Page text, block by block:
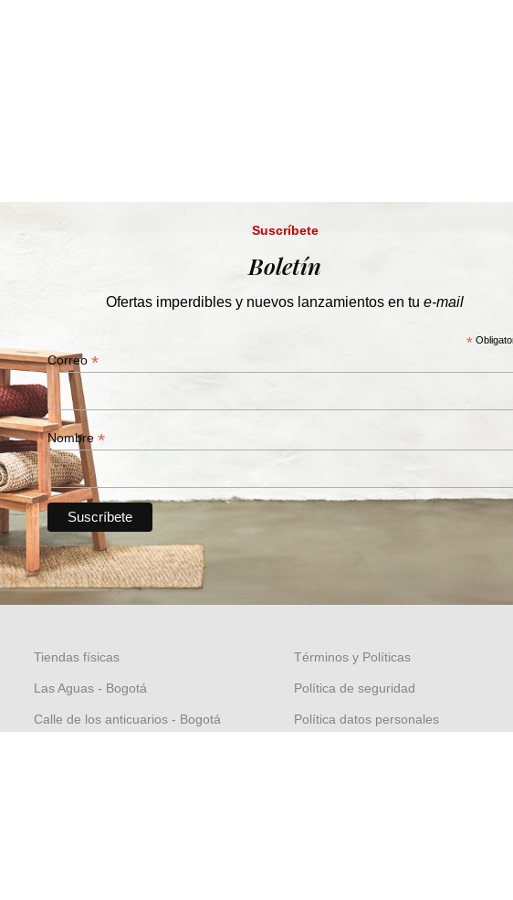
Suscríbete
Boletín
Ofertas imperdibles y nuevos lanzamientos en tu e-mail
*
Correo *
Nombre *
Tiendas físicas
Las Aguas - Bogotá
Calle de los anticuarios - Bogotá
Términos y Políticas
Política de seguridad
Política datos personales